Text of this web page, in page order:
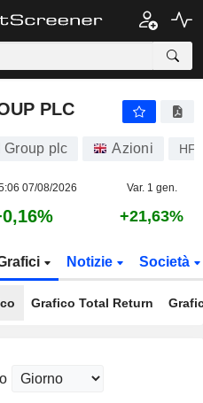
PLC
Group plc Azioni
07/08/2026 Var. 1 gen.
+21,63%
Notizie Società
Grafico Total Return